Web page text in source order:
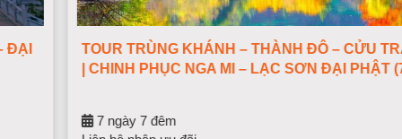
TOUR TRÙNG KHÁNH – THÀNH ĐÔ – CỬU TRẠI CÂU
| CHINH PHỤC NGA MI – LẠC SƠN ĐẠI PHẬT (7N7Đ)
7 ngày 7 đêm